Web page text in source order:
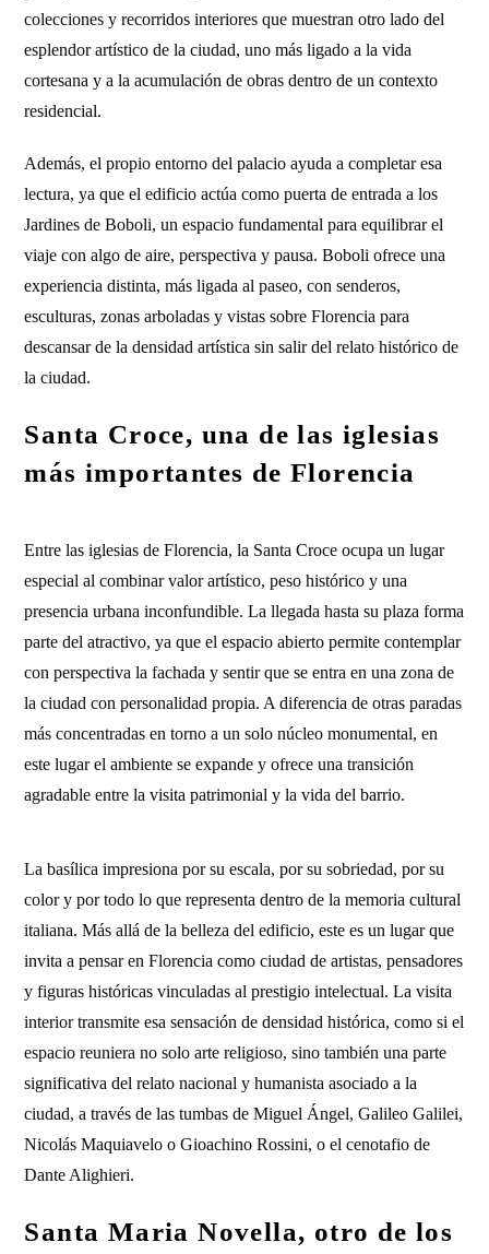
colecciones y recorridos interiores que muestran otro lado del
esplendor artístico de la ciudad, uno más ligado a la vida
cortesana y a la acumulación de obras dentro de un contexto
residencial.
Además, el propio entorno del palacio ayuda a completar esa
lectura, ya que el edificio actúa como puerta de entrada a los
Jardines de Boboli, un espacio fundamental para equilibrar el
viaje con algo de aire, perspectiva y pausa. Boboli ofrece una
experiencia distinta, más ligada al paseo, con senderos,
esculturas, zonas arboladas y vistas sobre Florencia para
descansar de la densidad artística sin salir del relato histórico de
la ciudad.
Santa Croce, una de las iglesias
más importantes de Florencia
Entre las iglesias de Florencia, la Santa Croce ocupa un lugar
especial al combinar valor artístico, peso histórico y una
presencia urbana inconfundible. La llegada hasta su plaza forma
parte del atractivo, ya que el espacio abierto permite contemplar
con perspectiva la fachada y sentir que se entra en una zona de
la ciudad con personalidad propia. A diferencia de otras paradas
más concentradas en torno a un solo núcleo monumental, en
este lugar el ambiente se expande y ofrece una transición
agradable entre la visita patrimonial y la vida del barrio.
La basílica impresiona por su escala, por su sobriedad, por su
color y por todo lo que representa dentro de la memoria cultural
italiana. Más allá de la belleza del edificio, este es un lugar que
invita a pensar en Florencia como ciudad de artistas, pensadores
y figuras históricas vinculadas al prestigio intelectual. La visita
interior transmite esa sensación de densidad histórica, como si el
espacio reuniera no solo arte religioso, sino también una parte
significativa del relato nacional y humanista asociado a la
ciudad, a través de las tumbas de Miguel Ángel, Galileo Galilei,
Nicolás Maquiavelo o Gioachino Rossini, o el cenotafio de
Dante Alighieri.
Santa Maria Novella, otro de los